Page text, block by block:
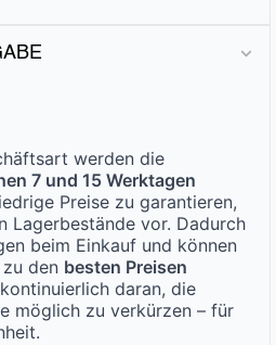
werden die
7 und 15 Werktagen
Preise zu garantieren,
Lagerbestände vor. Dadurch
beim Einkauf und können
den besten Preisen
daran, die
möglich zu verkürzen – für